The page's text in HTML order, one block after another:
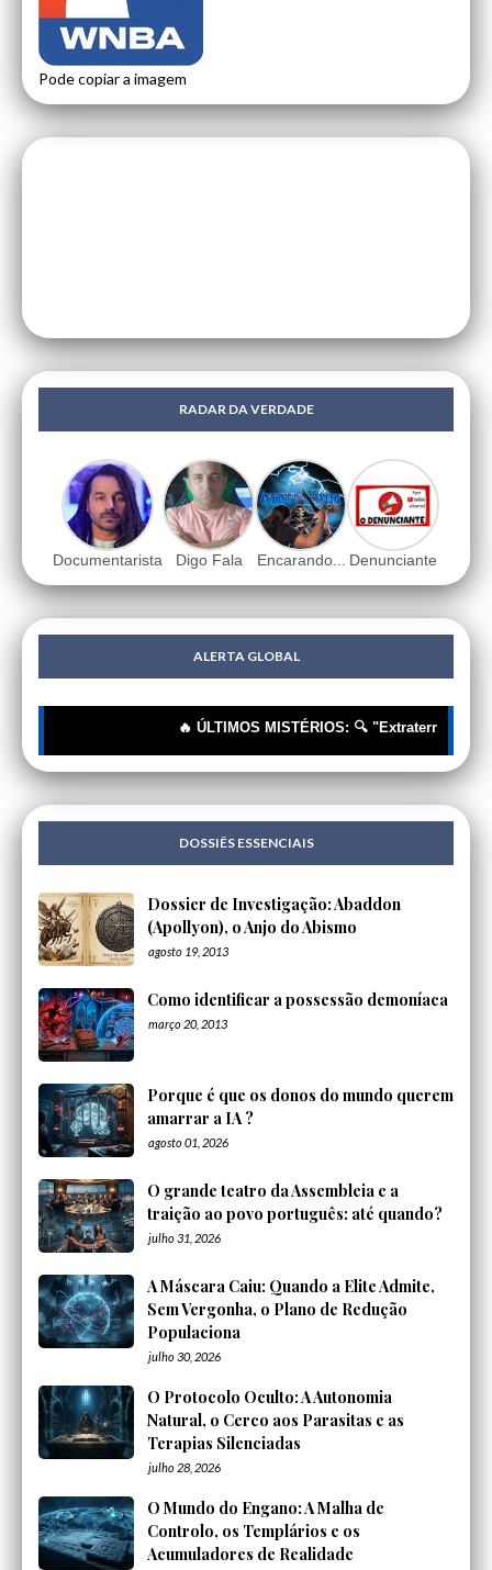
Pode copiar a imagem
RADAR DA VERDADE
Documentarista Digo Fala Encarando... Denunciante
ALERTA GLOBAL
🔥 ÚLTIMOS MISTÉRIOS: 🔍 "Extraterrestres"?
DOSSIÊS ESSENCIAIS
Dossier de Investigação: Abaddon
(Apollyon), o Anjo do Abismo
agosto 19, 2013
Como identificar a possessão demoníaca
março 20, 2013
Porque é que os donos do mundo querem
amarrar a IA ?
agosto 01, 2026
O grande teatro da Assembleia e a
traição ao povo português: até quando?
julho 31, 2026
A Máscara Caiu: Quando a Elite Admite,
Sem Vergonha, o Plano de Redução
Populaciona
julho 30, 2026
O Protocolo Oculto: A Autonomia
Natural, o Cerco aos Parasitas e as
Terapias Silenciadas
julho 28, 2026
O Mundo do Engano: A Malha de
Controlo, os Templários e os
Acumuladores de Realidade